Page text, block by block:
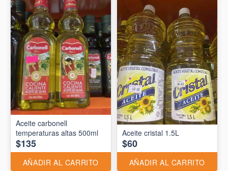
Aceite carbonell
temperaturas altas 500ml
$135
AÑADIR AL CARRITO
Aceite cristal 1.5L
$60
AÑADIR AL CARRITO